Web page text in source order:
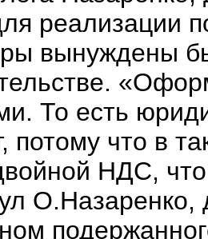
реализации
вынуждены
То есть
потому что в
НДС,
О.Назаренко,